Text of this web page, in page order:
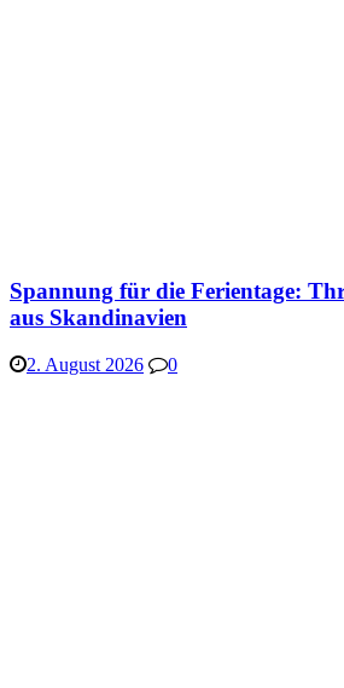
Spannung für die Ferientage:
aus Skandinavien
2. August 2026 0